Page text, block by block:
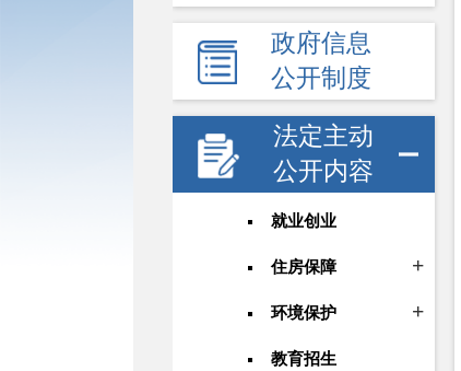
政府信息
公开制度
法定主动
公开内容
就业创业
住房保障
环境保护
教育招生